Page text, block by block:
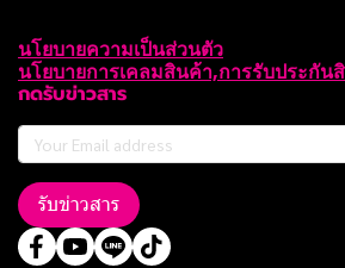
นโยบายความเป็นส่วนตัว
นโยบายการเคลมสินค้า,การรับประกัน
กดรับข่าวสาร
รับข่าวสาร